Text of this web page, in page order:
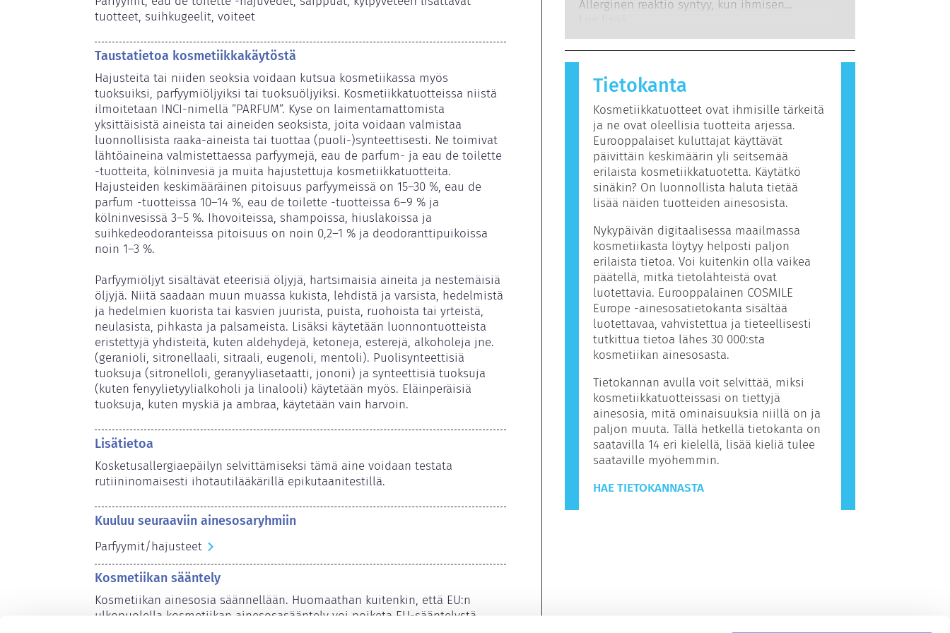
tuotteet, suihkugeelit, voiteet
Taustatietoa kosmetiikkakäytöstä
Hajusteita tai niiden seoksia voidaan kutsua kosmetiikassa myös
tuoksuiksi, parfyymiöljyiksi tai tuoksuöljyiksi. Kosmetiikkatuotteissa niistä
ilmoitetaan INCI-nimellä ”PARFUM”. Kyse on laimentamattomista
yksittäisistä aineista tai aineiden seoksista, joita voidaan valmistaa
luonnollisista raaka-aineista tai tuottaa (puoli-)synteettisesti. Ne toimivat
lähtöaineina valmistettaessa parfyymejä, eau de parfum- ja eau de toilette
-tuotteita, kölninvesiä ja muita hajustettuja kosmetiikkatuotteita.
Hajusteiden keskimääräinen pitoisuus parfyymeissä on 15–30 %, eau de
parfum -tuotteissa 10–14 %, eau de toilette -tuotteissa 6–9 % ja
kölninvesissä 3–5 %. Ihovoiteissa, shampoissa, hiuslakoissa ja
suihkedeodoranteissa pitoisuus on noin 0,2–1 % ja deodoranttipuikoissa
noin 1–3 %.
Parfyymiöljyt sisältävät eteerisiä öljyjä, hartsimaisia aineita ja nestemäisiä
öljyjä. Niitä saadaan muun muassa kukista, lehdistä ja varsista, hedelmistä
ja hedelmien kuorista tai kasvien juurista, puista, ruohoista tai yrteistä,
neulasista, pihkasta ja palsameista. Lisäksi käytetään luonnontuotteista
eristettyjä yhdisteitä, kuten aldehydejä, ketoneja, esterejä, alkoholeja jne.
(geranioli, sitronellaali, sitraali, eugenoli, mentoli). Puolisynteettisiä
tuoksuja (sitronelloli, geranyyliasetaatti, jononi) ja synteettisiä tuoksuja
(kuten fenyylietyylialkoholi ja linalooli) käytetään myös. Eläinperäisiä
tuoksuja, kuten myskiä ja ambraa, käytetään vain harvoin.
Lisätietoa
Kosketusallergiaepäilyn selvittämiseksi tämä aine voidaan testata
rutiininomaisesti ihotautilääkärillä epikutaanitestillä.
Kuuluu seuraaviin ainesosaryhmiin
Parfyymit/hajusteet
Kosmetiikan sääntely
Kosmetiikan ainesosia säännellään. Huomaathan kuitenkin, että EU:n
ulkopuolella kosmetiikan ainesosasääntely voi poiketa EU-sääntelystä.
edellytetään, otetaan huomioon kaikki
mahdolliset riskit, myös mahdollisesti
menetelmiä.
Allerginen reaktio syntyy, kun ihmisen
immuunijärjestelmä reagoi aineisiin, jotka
ovat useimmille ihmisille vaarattomia.
Allergisen reaktion aiheuttavaa ainetta
kutsutaan allergeeniksi. Kosmetiikka- ja
henkilökohtaisen hygienian tuotteet saattavat
ihmisille allergisoivia. Tämä ei kuitenkaan
tarkoita, ettei muiden olisi turvallista käyttää
tuotetta.
Lue lisää
Tietokanta
Kosmetiikkatuotteet ovat ihmisille tärkeitä
ja ne ovat oleellisia tuotteita arjessa.
Eurooppalaiset kuluttajat käyttävät
päivittäin keskimäärin yli seitsemää
erilaista kosmetiikkatuotetta. Käytätkö
sinäkin? On luonnollista haluta tietää
lisää näiden tuotteiden ainesosista.
Nykypäivän digitaalisessa maailmassa
kosmetiikasta löytyy helposti paljon
erilaista tietoa. Voi kuitenkin olla vaikea
päätellä, mitkä tietolähteistä ovat
luotettavia. Eurooppalainen COSMILE
Europe -ainesosatietokanta sisältää
luotettavaa, vahvistettua ja tieteellisesti
tutkittua tietoa lähes 30 000:sta
kosmetiikan ainesosasta.
Tietokannan avulla voit selvittää, miksi
kosmetiikkatuotteissasi on tiettyjä
ainesosia, mitä ominaisuuksia niillä on ja
paljon muuta. Tällä hetkellä tietokanta on
saatavilla 14 eri kielellä, lisää kieliä tulee
saataville myöhemmin.
HAE TIETOKANNASTA